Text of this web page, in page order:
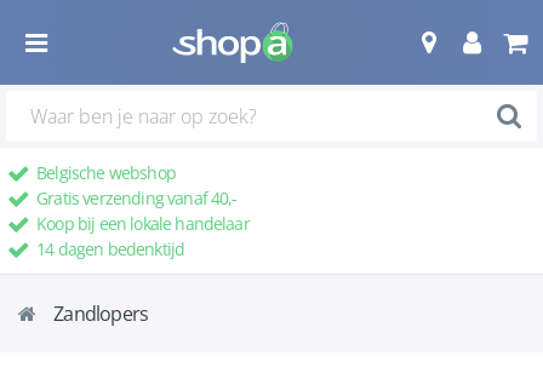
Belgische webshop
Gratis verzending vanaf 40,-
Koop bij een lokale handelaar
14 dagen bedenktijd
Zandlopers